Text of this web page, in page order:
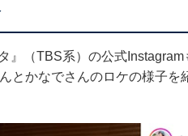
』（TBS系）の公式
とかなでさんのロケの様子